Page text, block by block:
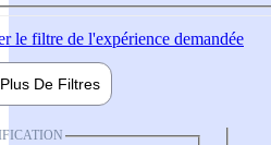
le filtre de l'expérience demandée
Plus De Filtres